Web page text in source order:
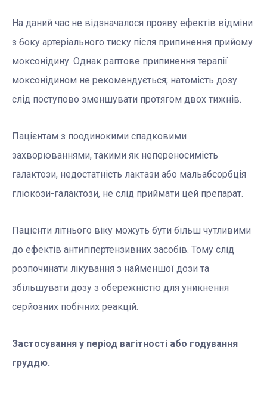
На даний час не відзначалося прояву ефектів відміни
з боку артеріального тиску після припинення прийому
моксонідину. Однак раптове припинення терапії
моксонідином не рекомендується; натомість дозу
слід поступово зменшувати протягом двох тижнів.
Пацієнтам з поодинокими спадковими
захворюваннями, такими як непереносимість
галактози, недостатність лактази або мальабсорбція
глюкози-галактози, не слід приймати цей препарат.
Пацієнти літнього віку можуть бути більш чутливими
до ефектів антигіпертензивних засобів. Тому слід
розпочинати лікування з найменшої дози та
збільшувати дозу з обережністю для уникнення
серйозних побічних реакцій.
Застосування у період вагітності або годування
груддю.